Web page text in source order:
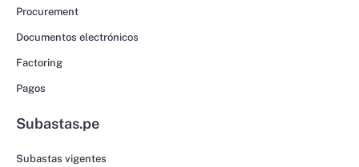
Procurement
Documentos electrónicos
Factoring
Pagos
Subastas.pe
Subastas vigentes